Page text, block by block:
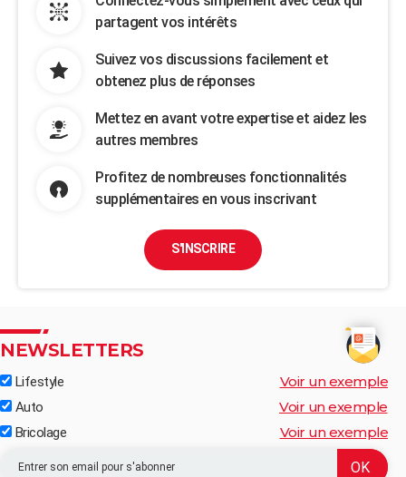
partagent vos intérêts
Suivez vos discussions facilement et
obtenez plus de réponses
Mettez en avant votre expertise et aidez les
autres membres
Profitez de nombreuses fonctionnalités
supplémentaires en vous inscrivant
S'INSCRIRE
NEWSLETTERS
Lifestyle Voir un exemple
Auto Voir un exemple
Bricolage Voir un exemple